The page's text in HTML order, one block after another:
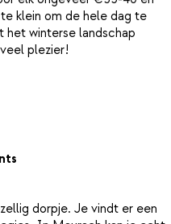
klein om de hele dag te
het winterse landschap
dorpje. Je vindt er een